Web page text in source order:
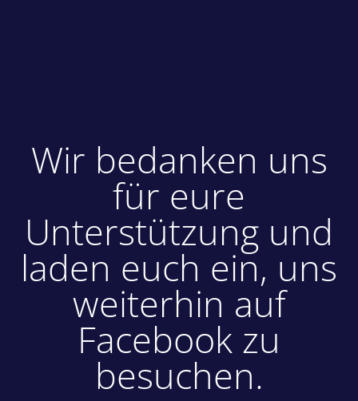
Wir bedanken uns
für eure
Unterstützung und
laden euch ein, uns
weiterhin auf
Facebook zu
besuchen.